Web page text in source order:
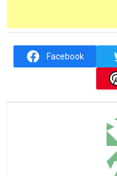
Facebook